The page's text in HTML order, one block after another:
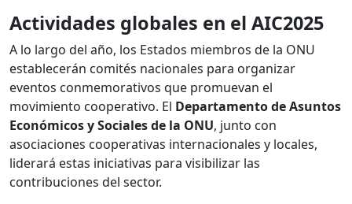
Actividades globales en el AIC2025
A lo largo del año, los Estados miembros de la ONU
establecerán comités nacionales para organizar
eventos conmemorativos que promuevan el
movimiento cooperativo. El Departamento de Asuntos
Económicos y Sociales de la ONU, junto con
asociaciones cooperativas internacionales y locales,
liderará estas iniciativas para visibilizar las
contribuciones del sector.